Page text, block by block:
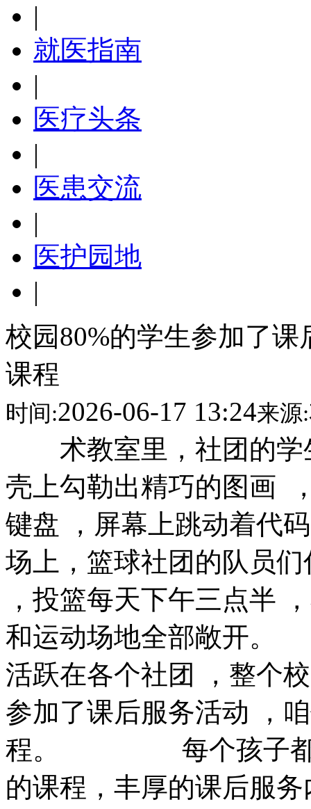
|
就医指南
|
医疗头条
|
医患交流
|
医护园地
|
校园80%的学生参加了
课程
时间:2026-06-17 13:24来源:
术教室里，社团的学
壳上勾勒出精巧的图画 
键盘 ，屏幕上跳动
场上，篮球社团的队员们
，投篮每天下午三点半
和运动场地全部敞开
活跃在各个社团 ，整个
参加了课后服务活动 ，
程。 每个孩子
的课程，丰厚的课